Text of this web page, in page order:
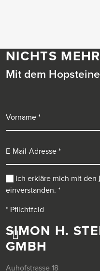
SIMON H.
GMBH
Auhofstrasse 18
NICHTS
Mit dem
Ich erkläre mich mit den
einverstanden. *
* Pflichtfeld